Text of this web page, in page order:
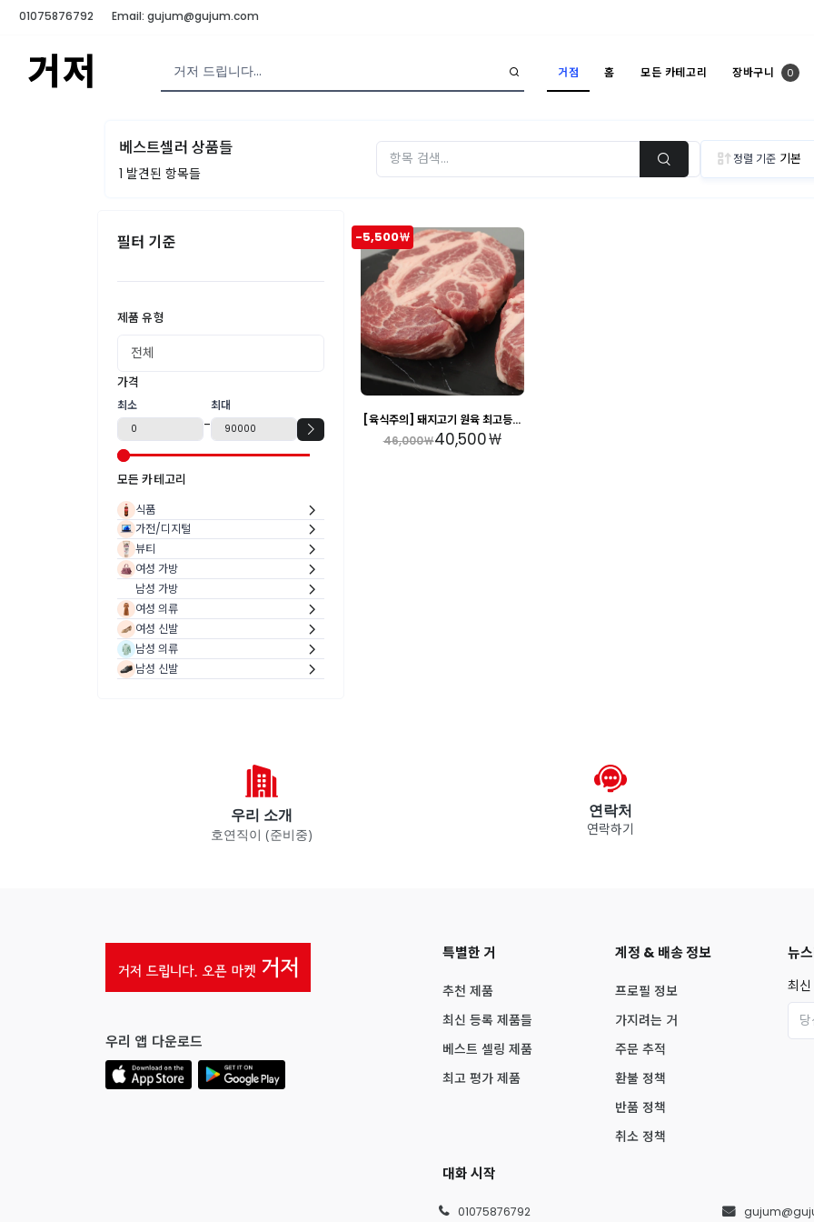
01075876792 Email: gujum@gujum.com
거저 거점 홈 모든 카테고리 장바구니 0
베스트셀러 상품들
1 발견된 항목들
정렬 기준
필터 기준
제품 유형
가격
최소
-
최대
모든 카테고리
식품
가전/디지털
뷰티
여성 가방
남성 가방
여성 의류
여성 신발
남성 의류
남성 신발
-5,500￦
[육식주의] 돼지고기 원육 최고등급
암퇘지 앞다리살 3kg 내외
46,000￦40,500￦
우리 소개
호연직이 (준비중)
연락처
연락하기
우리 앱 다운로드
특별한 거
추천 제품
최신 등록 제품들
베스트 셀링 제품
최고 평가 제품
계정 & 배송 정보
프로필 정보
가지려는 거
주문 추적
환불 정책
반품 정책
취소 정책
뉴
최
대화 시작
01075876792